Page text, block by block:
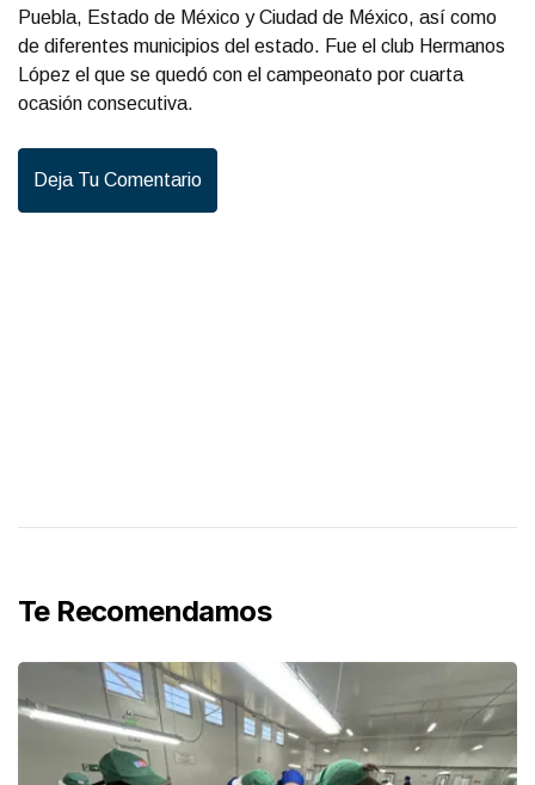
Puebla, Estado de México y Ciudad de México, así como
de diferentes municipios del estado. Fue el club Hermanos
López el que se quedó con el campeonato por cuarta
ocasión consecutiva.
Deja Tu Comentario
Te Recomendamos